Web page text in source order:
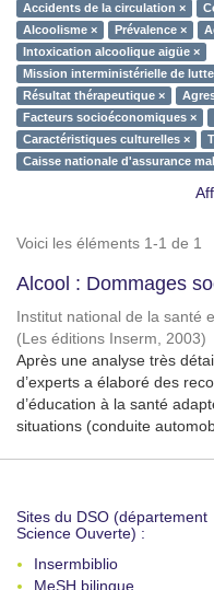
Accidents de la circulation ×
Alcoolisme ×
Prévalence ×
Intoxication alcoolique aigüe ×
Mission interministérielle de
Résultat thérapeutique ×
Facteurs socioéconomiques ×
Caractéristiques culturelles ×
Caisse nationale d'assurance
Voici les éléments 1-1 de 1
Alcool : Dommages
Institut national de la santé
(Les éditions Inserm, 2003)
Après une analyse très
d’experts a élaboré des
d’éducation à la santé
situations (conduite
Sites du DSO (département
Science Ouverte) :
Insermbiblio
MeSH bilingue